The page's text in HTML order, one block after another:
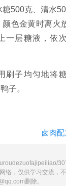
500克、清水
色金黄时离火
一层糖液，依
刷子均匀地将
子。
卤肉
络，仅供学习交流，
删除。